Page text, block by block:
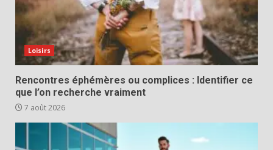
Loisirs
Rencontres éphémères ou complices : Identifier ce
que l’on recherche vraiment
7 août 2026